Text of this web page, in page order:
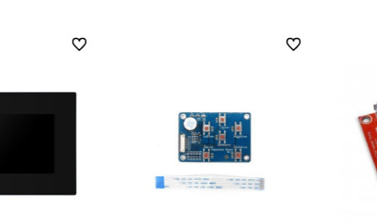
Zu Favoriten
Zu Favoriten Zu Favoriten
Zu Favoriten